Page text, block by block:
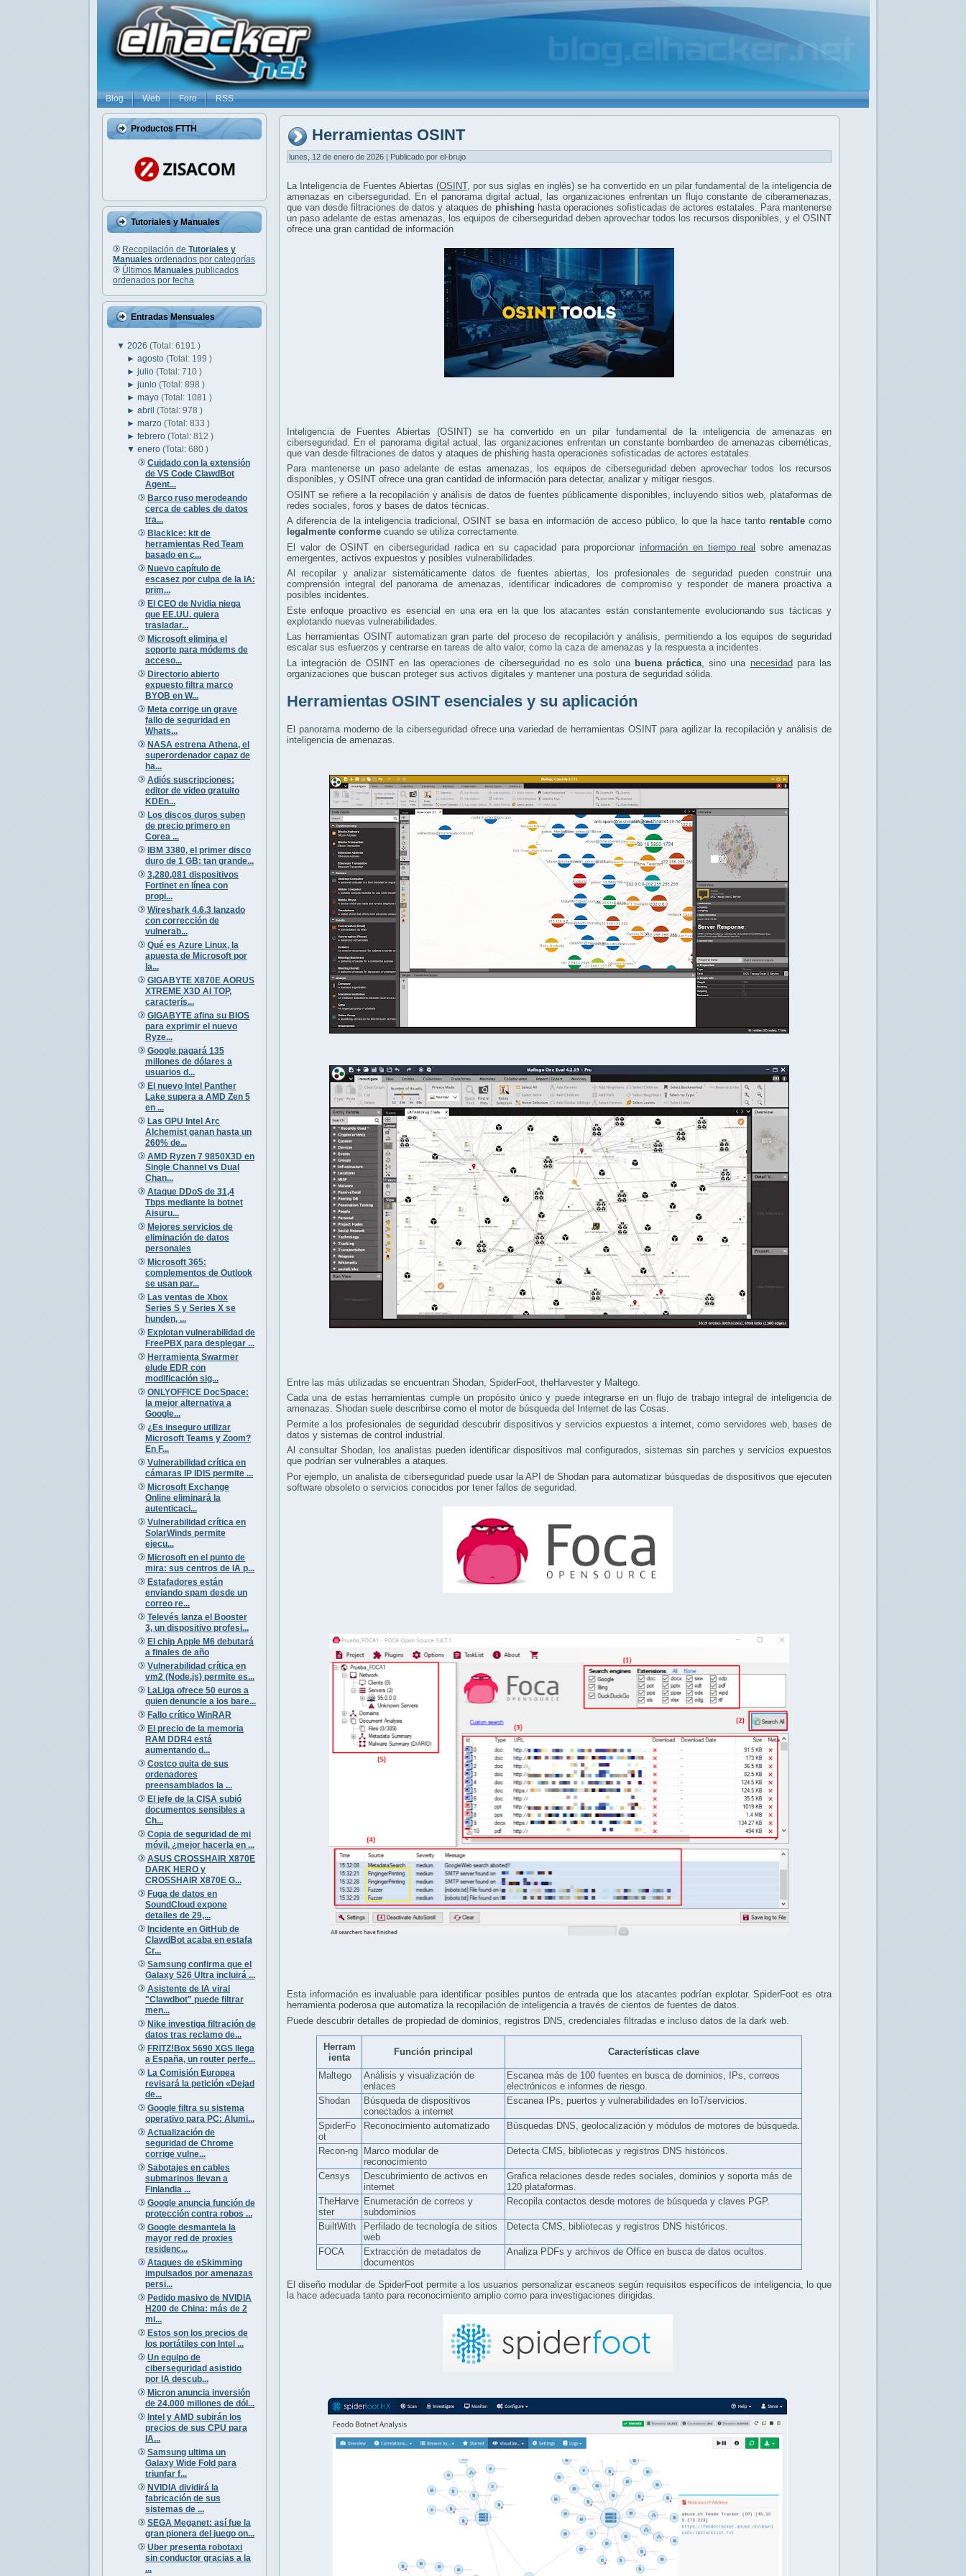
Blog Web Foro RSS
Productos FTTH
Tutoriales y Manuales
Recopilación de Tutoriales y
Manuales ordenados por categorías
Últimos Manuales publicados
ordenados por fecha
Entradas Mensuales
▼ 2026 (Total: 6191 )
►agosto(Total: 199 )
►julio(Total: 710 )
►junio(Total: 898 )
►mayo(Total: 1081 )
►abril(Total: 978 )
►marzo(Total: 833 )
►febrero(Total: 812 )
▼enero(Total: 680 )
Cuidado con la extensión
de VS Code ClawdBot
Agent...
Barco ruso merodeando
cerca de cables de datos
tra...
BlackIce: kit de
herramientas Red Team
basado en c...
Nuevo capítulo de
escasez por culpa de la IA:
prim...
El CEO de Nvidia niega
que EE.UU. quiera
trasladar...
Microsoft elimina el
soporte para módems de
acceso...
Directorio abierto
expuesto filtra marco
BYOB en W...
Meta corrige un grave
fallo de seguridad en
Whats...
NASA estrena Athena, el
superordenador capaz de
ha...
Adiós suscripciones:
editor de video gratuito
KDEn...
Los discos duros suben
de precio primero en
Corea ...
IBM 3380, el primer disco
duro de 1 GB: tan grande...
3,280,081 dispositivos
Fortinet en línea con
propi...
Wireshark 4.6.3 lanzado
con corrección de
vulnerab...
Qué es Azure Linux, la
apuesta de Microsoft por
la...
GIGABYTE X870E AORUS
XTREME X3D AI TOP,
caracterís...
GIGABYTE afina su BIOS
para exprimir el nuevo
Ryze...
Google pagará 135
millones de dólares a
usuarios d...
El nuevo Intel Panther
Lake supera a AMD Zen 5
en ...
Las GPU Intel Arc
Alchemist ganan hasta un
260% de...
AMD Ryzen 7 9850X3D en
Single Channel vs Dual
Chan...
Ataque DDoS de 31,4
Tbps mediante la botnet
Aisuru...
Mejores servicios de
eliminación de datos
personales
Microsoft 365:
complementos de Outlook
se usan par...
Las ventas de Xbox
Series S y Series X se
hunden, ...
Explotan vulnerabilidad de
FreePBX para desplegar ...
Herramienta Swarmer
elude EDR con
modificación sig...
ONLYOFFICE DocSpace:
la mejor alternativa a
Google...
¿Es inseguro utilizar
Microsoft Teams y Zoom?
En F...
Vulnerabilidad crítica en
cámaras IP IDIS permite ...
Microsoft Exchange
Online eliminará la
autenticaci...
Vulnerabilidad crítica en
SolarWinds permite
ejecu...
Microsoft en el punto de
mira: sus centros de IA p...
Estafadores están
enviando spam desde un
correo re...
Televés lanza el Booster
3, un dispositivo profesi...
El chip Apple M6 debutará
a finales de año
Vulnerabilidad crítica en
vm2 (Node.js) permite es...
LaLiga ofrece 50 euros a
quien denuncie a los bare...
Fallo crítico WinRAR
El precio de la memoria
RAM DDR4 está
aumentando d...
Costco quita de sus
ordenadores
preensamblados la ...
El jefe de la CISA subió
documentos sensibles a
Ch...
Copia de seguridad de mi
móvil, ¿mejor hacerla en ...
ASUS CROSSHAIR X870E
DARK HERO y
CROSSHAIR X870E G...
Fuga de datos en
SoundCloud expone
detalles de 29,...
Incidente en GitHub de
ClawdBot acaba en estafa
Cr...
Samsung confirma que el
Galaxy S26 Ultra incluirá ...
Asistente de IA viral
"Clawdbot" puede filtrar
men...
Nike investiga filtración de
datos tras reclamo de...
FRITZ!Box 5690 XGS llega
a España, un router perfe...
La Comisión Europea
revisará la petición «Dejad
de...
Google filtra su sistema
operativo para PC: Alumi...
Actualización de
seguridad de Chrome
corrige vulne...
Sabotajes en cables
submarinos llevan a
Finlandia ...
Google anuncia función de
protección contra robos ...
Google desmantela la
mayor red de proxies
residenc...
Ataques de eSkimming
impulsados por amenazas
persi...
Pedido masivo de NVIDIA
H200 de China: más de 2
mi...
Estos son los precios de
los portátiles con Intel ...
Un equipo de
ciberseguridad asistido
por IA descub...
Micron anuncia inversión
de 24.000 millones de dól...
Intel y AMD subirán los
precios de sus CPU para
IA...
Samsung ultima un
Galaxy Wide Fold para
triunfar f...
NVIDIA dividirá la
fabricación de sus
sistemas de ...
SEGA Meganet: así fue la
gran pionera del juego on...
Uber presenta robotaxi
sin conductor gracias a la
...
Herramientas OSINT
lunes, 12 de enero de 2026 | Publicado por el-brujo
La Inteligencia de Fuentes Abiertas (OSINT, por sus siglas en inglés) se ha convertido en un pilar fundamental de la inteligencia de
amenazas en ciberseguridad. En el panorama digital actual, las organizaciones enfrentan un flujo constante de ciberamenazas,
que van desde filtraciones de datos y ataques de phishing hasta operaciones sofisticadas de actores estatales. Para mantenerse
un paso adelante de estas amenazas, los equipos de ciberseguridad deben aprovechar todos los recursos disponibles, y el OSINT
ofrece una gran cantidad de información
Inteligencia de Fuentes Abiertas (OSINT) se ha convertido en un pilar fundamental de la inteligencia de amenazas en
ciberseguridad. En el panorama digital actual, las organizaciones enfrentan un constante bombardeo de amenazas cibernéticas,
que van desde filtraciones de datos y ataques de phishing hasta operaciones sofisticadas de actores estatales.
Para mantenerse un paso adelante de estas amenazas, los equipos de ciberseguridad deben aprovechar todos los recursos
disponibles, y OSINT ofrece una gran cantidad de información para detectar, analizar y mitigar riesgos.
OSINT se refiere a la recopilación y análisis de datos de fuentes públicamente disponibles, incluyendo sitios web, plataformas de
redes sociales, foros y bases de datos técnicas.
A diferencia de la inteligencia tradicional, OSINT se basa en información de acceso público, lo que la hace tanto rentable como
legalmente conforme cuando se utiliza correctamente.
El valor de OSINT en ciberseguridad radica en su capacidad para proporcionar información en tiempo real
sobre amenazas
emergentes, activos expuestos y posibles vulnerabilidades.
Al recopilar y analizar sistemáticamente datos de fuentes abiertas, los profesionales de seguridad pueden construir una
comprensión integral del panorama de amenazas, identificar indicadores de compromiso y responder de manera proactiva a
posibles incidentes.
Este enfoque proactivo es esencial en una era en la que los atacantes están constantemente evolucionando sus tácticas y
explotando nuevas vulnerabilidades.
Las herramientas OSINT automatizan gran parte del proceso de recopilación y análisis, permitiendo a los equipos de seguridad
escalar sus esfuerzos y centrarse en tareas de alto valor, como la caza de amenazas y la respuesta a incidentes.
La integración de OSINT en las operaciones de ciberseguridad no es solo una buena práctica, sino una necesidad para las
organizaciones que buscan proteger sus activos digitales y mantener una postura de seguridad sólida.
Herramientas OSINT esenciales y su aplicación
El panorama moderno de la ciberseguridad ofrece una variedad de herramientas OSINT para agilizar la recopilación y análisis de
inteligencia de amenazas.
Entre las más utilizadas se encuentran Shodan, SpiderFoot, theHarvester y Maltego.
Cada una de estas herramientas cumple un propósito único y puede integrarse en un flujo de trabajo integral de inteligencia de
amenazas. Shodan suele describirse como el motor de búsqueda del Internet de las Cosas.
Permite a los profesionales de seguridad descubrir dispositivos y servicios expuestos a internet, como servidores web, bases de
datos y sistemas de control industrial.
Al consultar Shodan, los analistas pueden identificar dispositivos mal configurados, sistemas sin parches y servicios expuestos
que podrían ser vulnerables a ataques.
Por ejemplo, un analista de ciberseguridad puede usar la API de Shodan para automatizar búsquedas de dispositivos que ejecuten
software obsoleto o servicios conocidos por tener fallos de seguridad.
Esta información es invaluable para identificar posibles puntos de entrada que los atacantes podrían explotar. SpiderFoot es otra
herramienta poderosa que automatiza la recopilación de inteligencia a través de cientos de fuentes de datos.
Puede descubrir detalles de propiedad de dominios, registros DNS, credenciales filtradas e incluso datos de la dark web.
Herram
ienta
Función principal Características clave
Maltego
Análisis y visualización de
enlaces
Escanea más de 100 fuentes en busca de dominios, IPs, correos
electrónicos e informes de riesgo.
Shodan
Búsqueda de dispositivos
conectados a internet
Escanea IPs, puertos y vulnerabilidades en IoT/servicios.
SpiderFo
ot
Reconocimiento automatizado Búsquedas DNS, geolocalización y módulos de motores de búsqueda.
Recon-ng
Marco modular de
reconocimiento
Detecta CMS, bibliotecas y registros DNS históricos.
Censys
Descubrimiento de activos en
internet
Grafica relaciones desde redes sociales, dominios y soporta más de
120 plataformas.
TheHarve
ster
Enumeración de correos y
subdominios
Recopila contactos desde motores de búsqueda y claves PGP.
BuiltWith
Perfilado de tecnología de sitios
web
Detecta CMS, bibliotecas y registros DNS históricos.
FOCA
Extracción de metadatos de
documentos
Analiza PDFs y archivos de Office en busca de datos ocultos.
El diseño modular de SpiderFoot permite a los usuarios personalizar escaneos según requisitos específicos de inteligencia, lo que
la hace adecuada tanto para reconocimiento amplio como para investigaciones dirigidas.